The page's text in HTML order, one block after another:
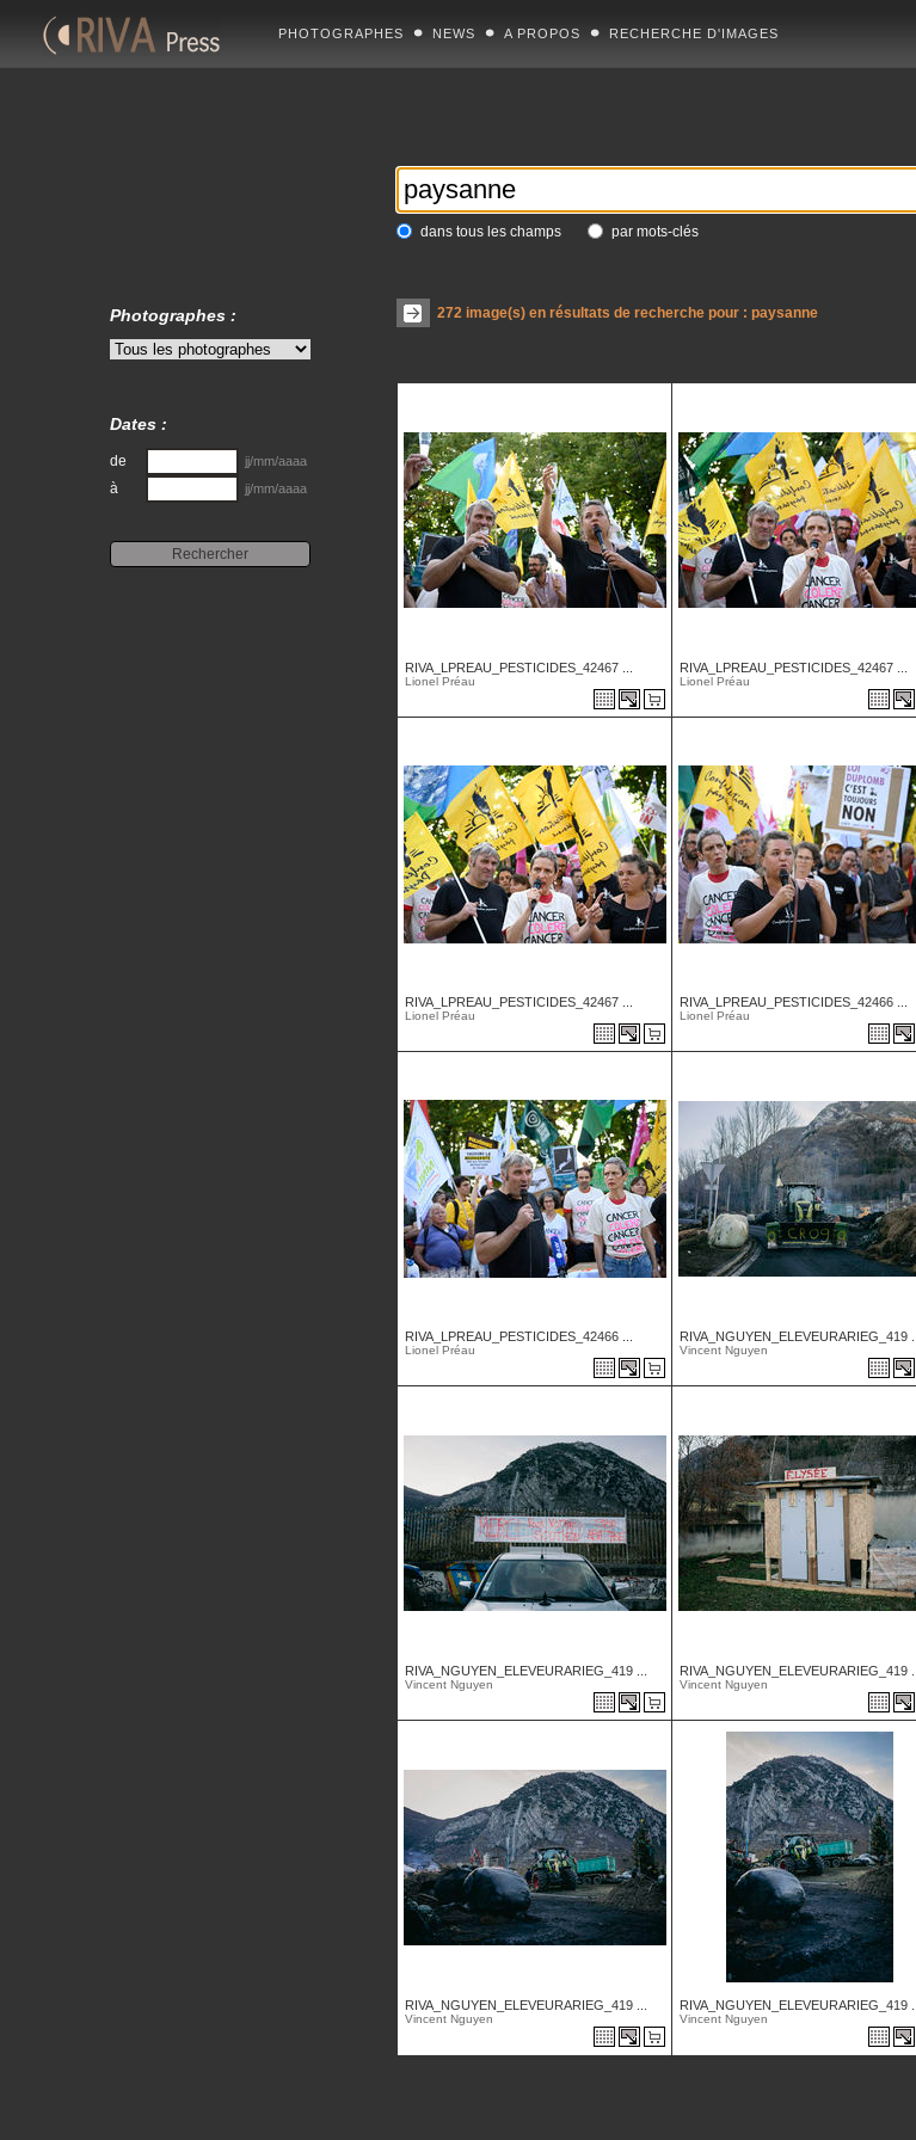
PHOTOGRAPHES NEWS A PROPOS RECHERCHE D'IMAGES
dans tous les champs par mots-clés
272 image(s) en résultats de recherche pour : paysanne
RIVA_LPREAU_PESTICIDES_42467 ...
Lionel Préau
RIVA_LPREAU_PESTICIDES_42467 ...
Lionel Préau
RIVA_LPREAU_PESTICIDES_42467 ...
Lionel Préau
RIVA_LPREAU_PESTICIDES_42466 ...
Lionel Préau
RIVA_LPREAU_PESTICIDES_42466 ...
Lionel Préau
RIVA_NGUYEN_ELEVEURARIEG_419 ...
Vincent Nguyen
RIVA_NGUYEN_ELEVEURARIEG_419 ...
Vincent Nguyen
RIVA_NGUYEN_ELEVEURARIEG_419 ...
Vincent Nguyen
RIVA_NGUYEN_ELEVEURARIEG_419 ...
Vincent Nguyen
RIVA_NGUYEN_ELEVEURARIEG_419 ...
Vincent Nguyen
Photographes :
Dates :
de jj/mm/aaaa
à jj/mm/aaaa